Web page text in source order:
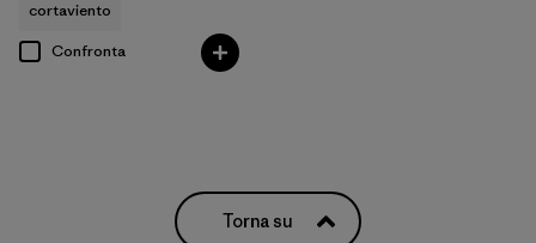
cortaviento
Confronta
Torna su